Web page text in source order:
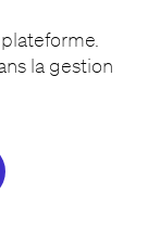
la gestion